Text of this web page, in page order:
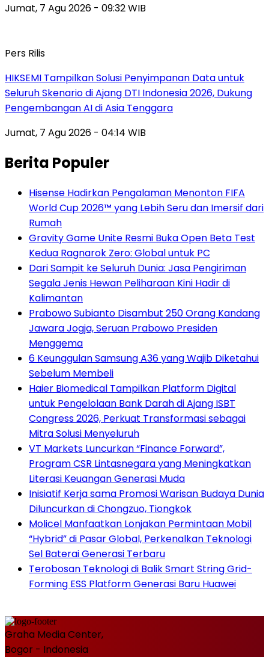
Jumat, 7 Agu 2026 - 09:32 WIB
Pers Rilis
HIKSEMI Tampilkan Solusi Penyimpanan Data untuk
Seluruh Skenario di Ajang DTI Indonesia 2026, Dukung
Pengembangan AI di Asia Tenggara
Jumat, 7 Agu 2026 - 04:14 WIB
Berita Populer
Hisense Hadirkan Pengalaman Menonton FIFA
World Cup 2026™ yang Lebih Seru dan Imersif dari
Rumah
Gravity Game Unite Resmi Buka Open Beta Test
Kedua Ragnarok Zero: Global untuk PC
Dari Sampit ke Seluruh Dunia: Jasa Pengiriman
Segala Jenis Hewan Peliharaan Kini Hadir di
Kalimantan
Prabowo Subianto Disambut 250 Orang Kandang
Jawara Jogja, Seruan Prabowo Presiden
Menggema
6 Keunggulan Samsung A36 yang Wajib Diketahui
Sebelum Membeli
Haier Biomedical Tampilkan Platform Digital
untuk Pengelolaan Bank Darah di Ajang ISBT
Congress 2026, Perkuat Transformasi sebagai
Mitra Solusi Menyeluruh
VT Markets Luncurkan “Finance Forward”,
Program CSR Lintasnegara yang Meningkatkan
Literasi Keuangan Generasi Muda
Inisiatif Kerja sama Promosi Warisan Budaya Dunia
Diluncurkan di Chongzuo, Tiongkok
Molicel Manfaatkan Lonjakan Permintaan Mobil
“Hybrid” di Pasar Global, Perkenalkan Teknologi
Sel Baterai Generasi Terbaru
Terobosan Teknologi di Balik Smart String Grid-
Forming ESS Platform Generasi Baru Huawei
Graha Media Center,
Bogor - Indonesia